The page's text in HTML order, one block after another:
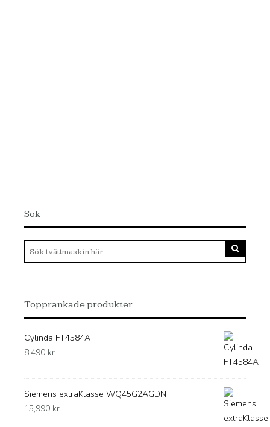
Sök
Topprankade produkter
Cylinda FT4584A
8,490 kr
Siemens extraKlasse WQ45G2AGDN
15,990 kr